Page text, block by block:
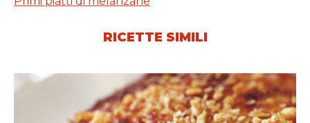
RICETTE SIMILI